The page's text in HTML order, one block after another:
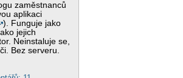
zaměstnanců
aplikaci
). Funguje jako
jejich
Neinstaluje se,
Bez serveru.